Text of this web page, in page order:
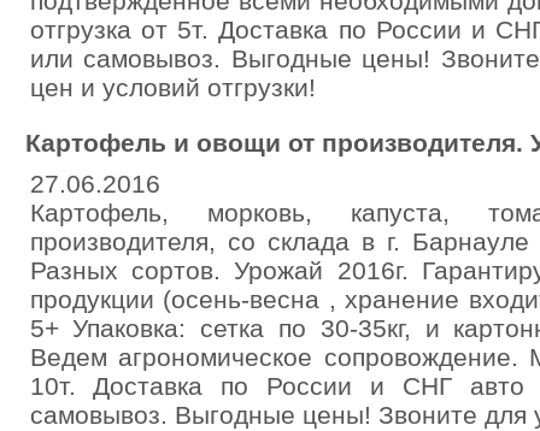
отгрузка от 5т. Доставка по России и
или самовывоз. Выгодные цены!
цен и условий отгрузки!
Картофель и овощи от производителя.
27.06.2016
Картофель, морковь, капуста,
производителя, со склада в г.
Разных сортов. Урожай 2016г.
продукции (осень-весна , хранение
5+ Упаковка: сетка по 30-35кг, и
Ведем агрономическое сопровождение.
10т. Доставка по России и СНГ
самовывоз. Выгодные цены! Звоните для